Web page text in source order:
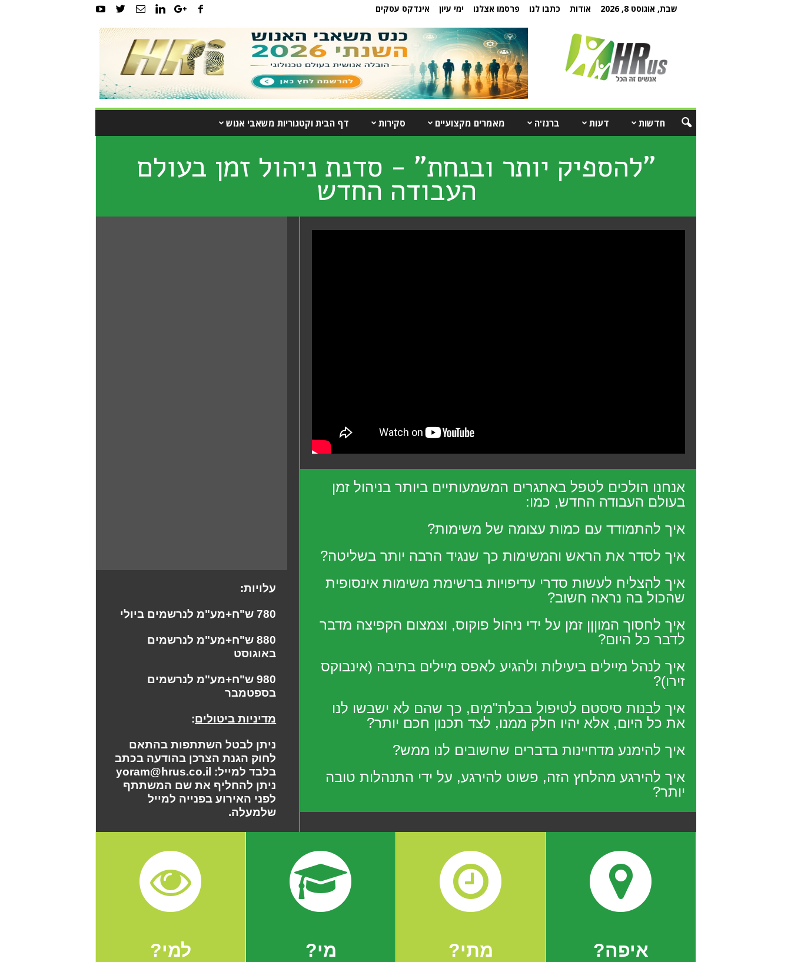
שבת, אוגוסט 8, 2026 אודות כתבו לנו פרסמו אצלנו ימי עיון אינדקס עסקים
חדשות דעות ברנז'ה מאמרים מקצועיים סקירות דף הבית וקטגוריות משאבי אנוש
"להספיק יותר ובנחת" - סדנת ניהול זמן בעולם
העבודה החדש
עלויות:
780 ש"ח+מע"מ לנרשמים ביולי
880 ש"ח+מע"מ לנרשמים
באוגוסט
980 ש"ח+מע"מ לנרשמים
בספטמבר
מדיניות ביטולים:
ניתן לבטל השתתפות בהתאם
לחוק הגנת הצרכן בהודעה בכתב
בלבד למייל: yoram@hrus.co.il
ניתן להחליף את שם המשתתף
לפני האירוע בפנייה למייל
שלמעלה.
אנחנו הולכים לטפל באתגרים המשמעותיים ביותר בניהול זמן
בעולם העבודה החדש, כמו:
איך להתמודד עם כמות עצומה של משימות?
איך לסדר את הראש והמשימות כך שנגיד הרבה יותר בשליטה?
איך להצליח לעשות סדרי עדיפויות ברשימת משימות אינסופית
שהכול בה נראה חשוב?
איך לחסוך המוןןן זמן על ידי ניהול פוקוס, וצמצום הקפיצה מדבר
לדבר כל היום?
איך לנהל מיילים ביעילות ולהגיע לאפס מיילים בתיבה (אינבוקס
זירו)?
איך לבנות סיסטם לטיפול בבלת"מים, כך שהם לא ישבשו לנו
את כל היום, אלא יהיו חלק ממנו, לצד תכנון חכם יותר?
איך להימנע מדחיינות בדברים שחשובים לנו ממש?
איך להירגע מהלחץ הזה, פשוט להירגע, על ידי התנהלות טובה
יותר?
למי?
מי?
מתי?
איפה?